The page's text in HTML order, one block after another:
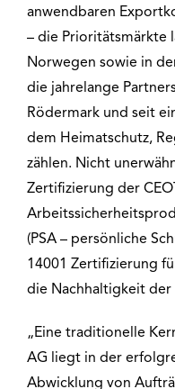
anwendbaren
– die Prioritätsmärkte
Norwegen sowie in
die jahrelange
Rödermark und seit
dem Heimatschutz,
zählen. Nicht
Zertifizierung der
(PSA – persönliche
14001 Zertifizierung
die Nachhaltigkeit der
„Eine traditionelle
AG liegt in der
Abwicklung von